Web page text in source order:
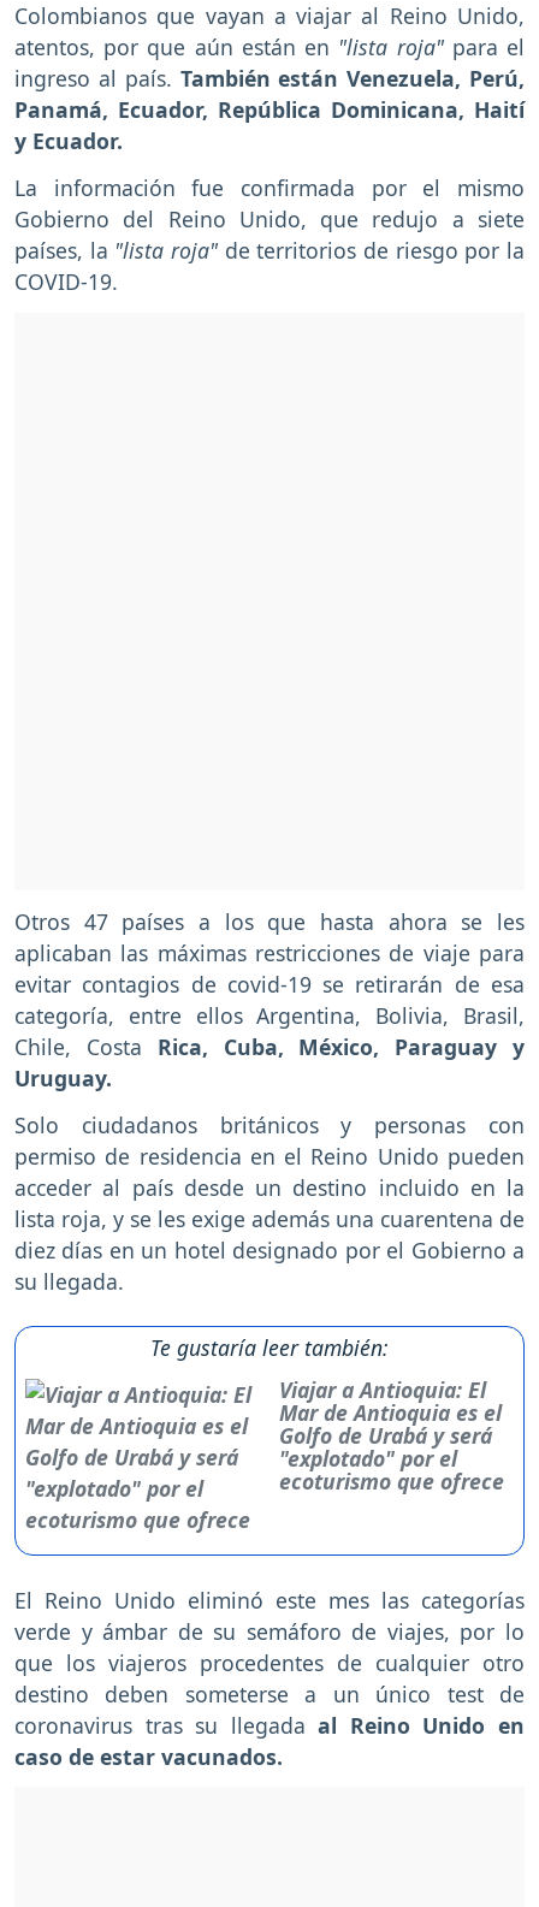
Colombianos que vayan a viajar al Reino Unido,
atentos, por que aún están en "lista roja"para el
ingreso al país. También están Venezuela, Perú,
Panamá, Ecuador, República Dominicana, Haití
y Ecuador.
La información fue confirmada por el mismo
Gobierno del Reino Unido, que redujo a siete
países, la "lista roja" de territorios de riesgo por la
COVID-19.
Otros 47 países a los que hasta ahora se les
aplicaban las máximas restricciones de viaje para
evitar contagios de covid-19 se retirarán de esa
categoría, entre ellos Argentina, Bolivia, Brasil,
Chile, Costa Rica, Cuba, México, Paraguay y
Uruguay.
Solo ciudadanos británicos y personas con
permiso de residencia en el Reino Unido pueden
acceder al país desde un destino incluido en la
lista roja, y se les exige además una cuarentena de
diez días en un hotel designado por el Gobierno a
su llegada.
Te gustaría leer también:
Viajar a Antioquia: El
Mar de Antioquia es el
Golfo de Urabá y será
"explotado" por el
ecoturismo que ofrece
El Reino Unido eliminó este mes las categorías
verde y ámbar de su semáforo de viajes, por lo
que los viajeros procedentes de cualquier otro
destino deben someterse a un único test de
coronavirus tras su llegadaal Reino Unido en
caso de estar vacunados.